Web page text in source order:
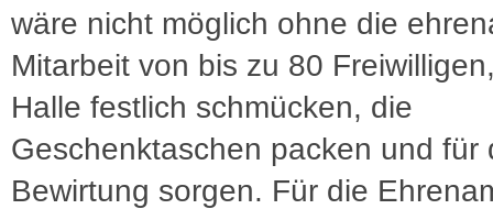
wäre nicht möglich ohne die
Mitarbeit von bis zu 80
Halle festlich schmücken, die
Geschenktaschen packen und für
Bewirtung sorgen. Für die